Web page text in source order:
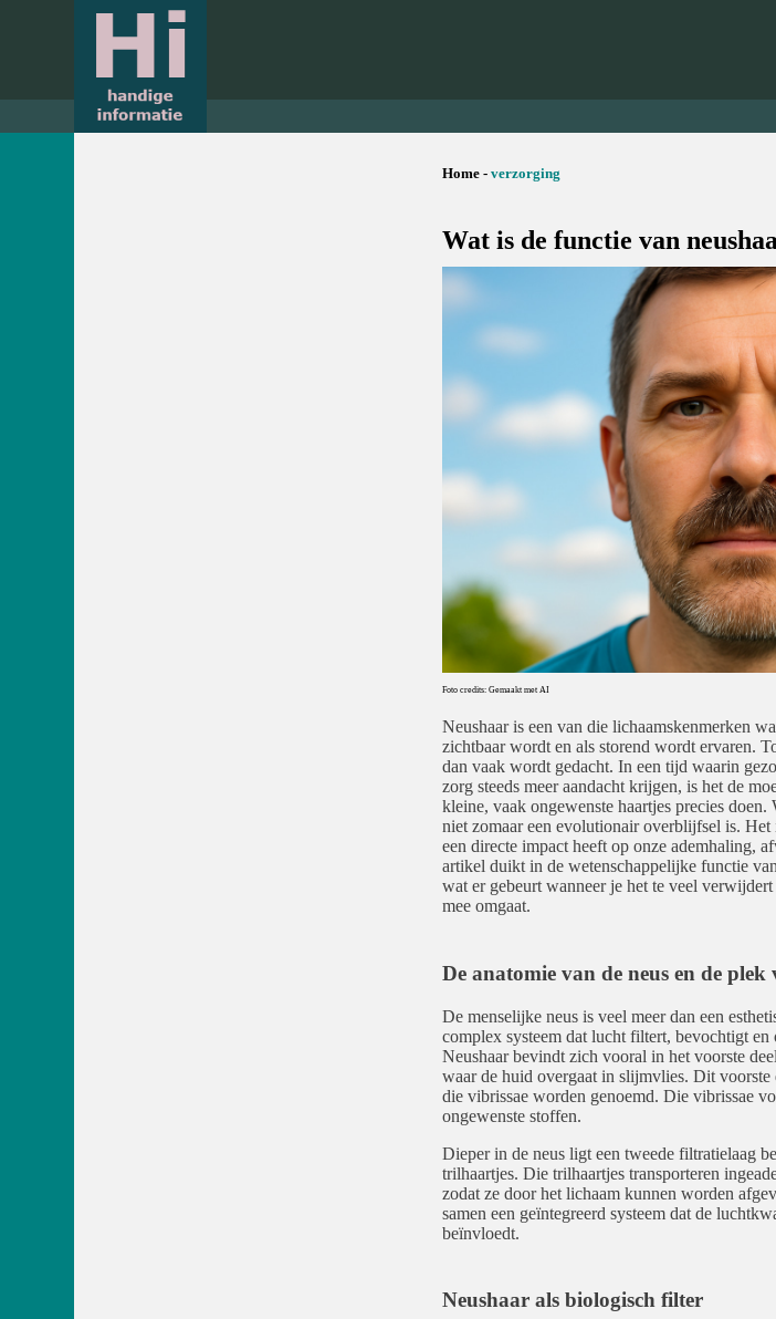
Home - verzorging
Wat is de functie van
Foto credits: Gemaakt met AI
Neushaar is een van die lichaamskenmerken
zichtbaar wordt en als storend wordt ervaren.
dan vaak wordt gedacht. In een tijd waarin
zorg steeds meer aandacht krijgen, is het de
kleine, vaak ongewenste haartjes precies
niet zomaar een evolutionair overblijfsel is.
een directe impact heeft op onze ademhaling,
artikel duikt in de wetenschappelijke functie
wat er gebeurt wanneer je het te veel
mee omgaat.
De anatomie van de neus en de plek
De menselijke neus is veel meer dan een
complex systeem dat lucht filtert, bevochtigt
Neushaar bevindt zich vooral in het voorste
waar de huid overgaat in slijmvlies. Dit voorste
die vibrissae worden genoemd. Die vibrissae
ongewenste stoffen.
Dieper in de neus ligt een tweede filtratielaag
trilhaartjes. Die trilhaartjes transporteren
zodat ze door het lichaam kunnen worden
samen een geïntegreerd systeem dat de
beïnvloedt.
Neushaar als biologisch filter